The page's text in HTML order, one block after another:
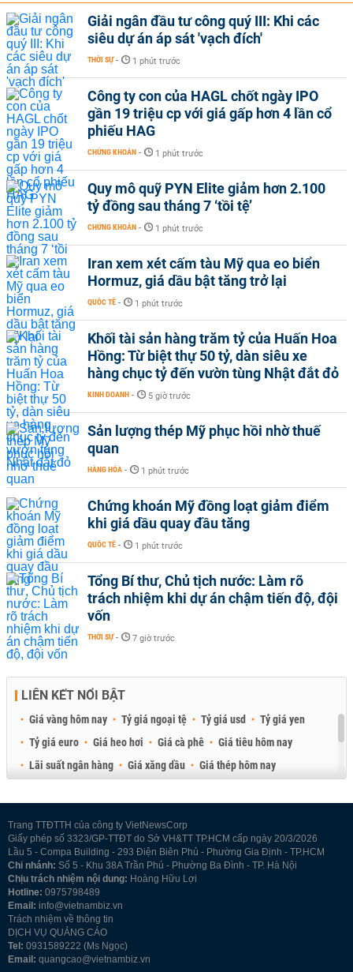
Giải ngân đầu tư công quý III: Khi các
siêu dự án áp sát 'vạch đích'
THỜI SỰ - 1 phút trước
Công ty con của HAGL chốt ngày IPO
gần 19 triệu cp với giá gấp hơn 4 lần cổ
phiếu HAG
CHỨNG KHOÁN - 1 phút trước
Quy mô quỹ PYN Elite giảm hơn 2.100
tỷ đồng sau tháng 7 ‘tồi tệ’
CHỨNG KHOÁN - 1 phút trước
Iran xem xét cấm tàu Mỹ qua eo biển
Hormuz, giá dầu bật tăng trở lại
QUỐC TẾ - 1 phút trước
Khối tài sản hàng trăm tỷ của Huấn Hoa
Hồng: Từ biệt thự 50 tỷ, dàn siêu xe
hàng chục tỷ đến vườn tùng Nhật đắt đỏ
KINH DOANH - 5 giờ trước
Sản lượng thép Mỹ phục hồi nhờ thuế
quan
HÀNG HÓA - 1 phút trước
Chứng khoán Mỹ đồng loạt giảm điểm
khi giá dầu quay đầu tăng
QUỐC TẾ - 1 phút trước
Tổng Bí thư, Chủ tịch nước: Làm rõ
trách nhiệm khi dự án chậm tiến độ, đội
vốn
THỜI SỰ - 7 giờ trước
LIÊN KẾT NỔI BẬT
Giá vàng hôm nay Tỷ giá ngoại tệ Tỷ giá usd
Tỷ giá yen
Tỷ giá euro
Giá heo hơi Giá cà phê
Giá tiêu hôm nay
Lãi suất ngân hàng
Giá xăng dầu
Giá thép hôm nay
Trang TTĐTTH của công ty VietNewsCorp
Giấy phép số 3323/GP-TTĐT do Sở VH&TT TP.HCM cấp ngày 20/3/2026
Lầu 5 - Compa Building - 293 Điện Biên Phủ - Phường Gia Định - TP.HCM
Chi nhánh: Số 5 - Khu 38A Trần Phú - Phường Ba Đình - TP. Hà Nội
Chịu trách nhiệm nội dung: Hoàng Hữu Lợi
Hotline: 0975798489
Email: info@vietnambiz.vn
Trách nhiệm về thông tin
DỊCH VỤ QUẢNG CÁO
Tel: 0931589222 (Ms Ngọc)
Email: quangcao@vietnambiz.vn